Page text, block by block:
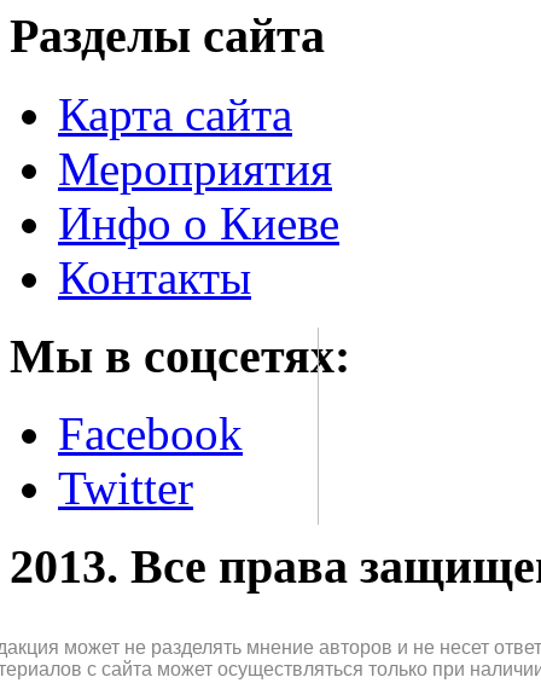
Разделы сайта
Карта сайта
Мероприятия
Инфо о Киеве
Контакты
Мы в соцсетях:
Facebook
Twitter
2013. Все права
может не разделять мнение авторов и не несет
с сайта может осуществляться только при